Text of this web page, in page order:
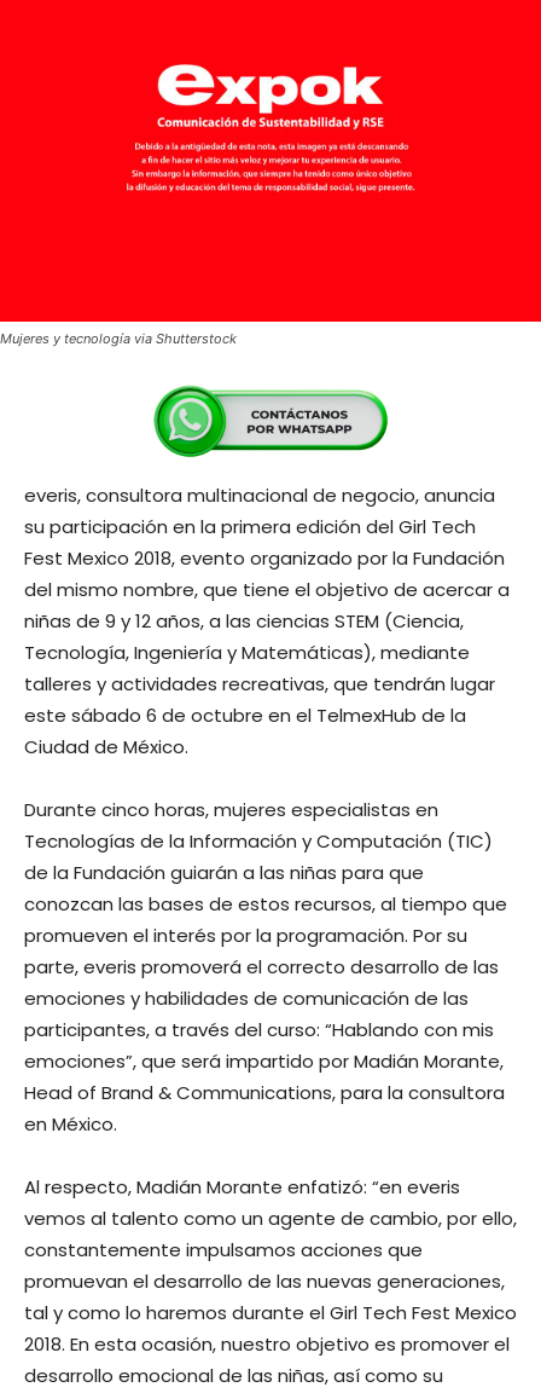
Mujeres y tecnología via Shutterstock
everis, consultora multinacional de negocio, anuncia
su participación en la primera edición del Girl Tech
Fest Mexico 2018, evento organizado por la Fundación
del mismo nombre, que tiene el objetivo de acercar a
niñas de 9 y 12 años, a las ciencias STEM (Ciencia,
Tecnología, Ingeniería y Matemáticas), mediante
talleres y actividades recreativas, que tendrán lugar
este sábado 6 de octubre en el TelmexHub de la
Ciudad de México.
Durante cinco horas, mujeres especialistas en
Tecnologías de la Información y Computación (TIC)
de la Fundación guiarán a las niñas para que
conozcan las bases de estos recursos, al tiempo que
promueven el interés por la programación. Por su
parte, everis promoverá el correcto desarrollo de las
emociones y habilidades de comunicación de las
participantes, a través del curso: “Hablando con mis
emociones”, que será impartido por Madián Morante,
Head of Brand & Communications, para la consultora
en México.
Al respecto, Madián Morante enfatizó: “en everis
vemos al talento como un agente de cambio, por ello,
constantemente impulsamos acciones que
promuevan el desarrollo de las nuevas generaciones,
tal y como lo haremos durante el Girl Tech Fest Mexico
2018. En esta ocasión, nuestro objetivo es promover el
desarrollo emocional de las niñas, así como su